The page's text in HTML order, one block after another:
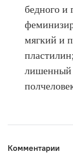
бедного и
мягкий и
лишенный
Комментарии